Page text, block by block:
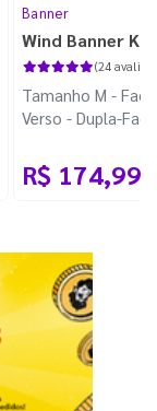
Banner
Wind Banner
(24
Tamanho M -
Verso - Dupla-
R$ 174,99